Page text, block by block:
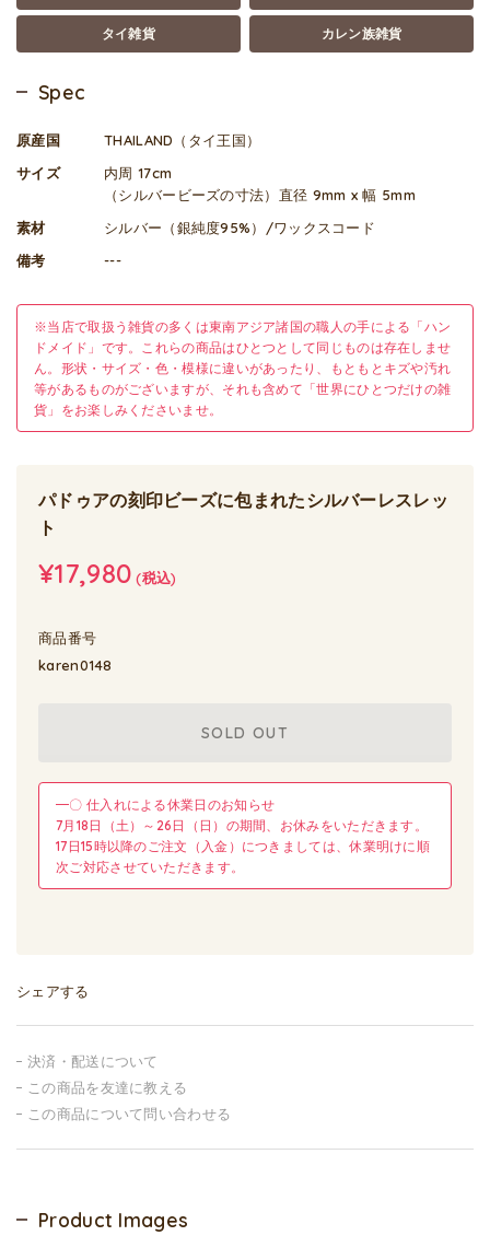
タイ雑貨 カレン族雑貨
Spec
原産国
THAILAND（タイ王国）
サイズ
内周 17cm
（シルバービーズの寸法）直径 9mm x 幅 5mm
素材
シルバー（銀純度95%）/ワックスコード
備考
---
※当店で取扱う雑貨の多くは東南アジア諸国の職人の手による「ハン
ドメイド」です。これらの商品はひとつとして同じものは存在しませ
ん。形状・サイズ・色・模様に違いがあったり、もともとキズや汚れ
等があるものがございますが、それも含めて「世界にひとつだけの雑
貨」をお楽しみくださいませ。
パドゥアの刻印ビーズに包まれたシルバーレスレッ
ト
¥17,980 (税込)
商品番号
karen0148
SOLD OUT
━〇 仕入れによる休業日のお知らせ
7月18日（土）～26日（日）の期間、お休みをいただきます。
17日15時以降のご注文（入金）につきましては、休業明けに順
次ご対応させていただきます。
シェアする
決済・配送について
この商品を友達に教える
この商品について問い合わせる
Product Images